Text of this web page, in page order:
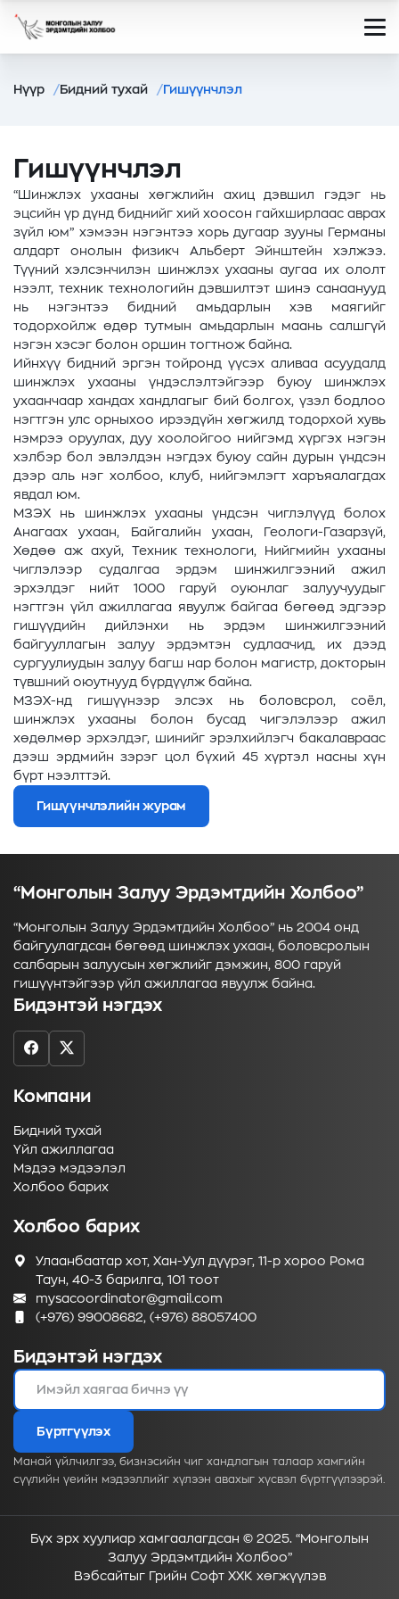
Нүүр Бидний тухай Гишүүнчлэл
Гишүүнчлэл
“Шинжлэх ухааны хөгжлийн ахиц дэвшил гэдэг нь
эцсийн үр дүнд биднийг хий хоосон гайхширлаас аврах
зүйл юм” хэмээн нэгэнтээ хорь дугаар зууны Германы
алдарт онолын физикч Альберт Эйнштейн хэлжээ.
Түүний хэлсэнчилэн шинжлэх ухааны аугаа их ололт
нээлт, техник технологийн дэвшилтэт шинэ санаанууд
нь нэгэнтээ бидний амьдарлын хэв маягийг
тодорхойлж өдөр тутмын амьдарлын маань салшгүй
нэгэн хэсэг болон оршин тогтнож байна.
Ийнхүү бидний эргэн тойронд үүсэх аливаа асуудалд
шинжлэх ухааны үндэслэлтэйгээр буюу шинжлэх
ухаанчаар хандах хандлагыг бий болгох, үзэл бодлоо
нэгтгэн улс орныхоо ирээдүйн хөгжилд тодорхой хувь
нэмрээ оруулах, дуу хоолойгоо нийгэмд хүргэх нэгэн
хэлбэр бол эвлэлдэн нэгдэх буюу сайн дурын үндсэн
дээр аль нэг холбоо, клуб, нийгэмлэгт харъяалагдах
явдал юм.
МЗЭХ нь шинжлэх ухааны үндсэн чиглэлүүд болох
Анагаах ухаан, Байгалийн ухаан, Геологи-Газарзүй,
Хөдөө аж ахуй, Техник технологи, Нийгмийн ухааны
чиглэлээр судалгаа эрдэм шинжилгээний ажил
эрхэлдэг нийт 1000 гаруй оуюнлаг залуучуудыг
нэгтгэн үйл ажиллагаа явуулж байгаа бөгөөд эдгээр
гишүүдийн дийлэнхи нь эрдэм шинжилгээний
байгууллагын залуу эрдэмтэн судлаачид, их дээд
сургуулиудын залуу багш нар болон магистр, докторын
түвшний оюутнууд бүрдүүлж байна.
МЗЭХ-нд гишүүнээр элсэх нь боловсрол, соёл,
шинжлэх ухааны болон бусад чигэлэлээр ажил
хөдөлмөр эрхэлдэг, шинийг эрэлхийлэгч бакалавраас
дээш эрдмийн зэрэг цол бүхий 45 хүртэл насны хүн
бүрт нээлттэй.
Гишүүнчлэлийн журам
“Монголын Залуу Эрдэмтдийн Холбоо”
“Монголын Залуу Эрдэмтдийн Холбоо” нь 2004 онд
байгуулагдсан бөгөөд шинжлэх ухаан, боловсролын
салбарын залуусын хөгжлийг дэмжин, 800 гаруй
гишүүнтэйгээр үйл ажиллагаа явуулж байна.
Бидэнтэй нэгдэх
Компани
Бидний тухай
Үйл ажиллагаа
Мэдээ мэдээлэл
Холбоо барих
Холбоо барих
Улаанбаатар хот, Хан-Уул дүүрэг, 11-р хороо Рома
Таун, 40-3 барилга, 101 тоот
mysacoordinator@gmail.com
(+976) 99008682, (+976) 88057400
Бидэнтэй нэгдэх
Бүртгүүлэх
Манай үйлчилгээ, бизнэсийн чиг хандлагын талаар хамгийн
сүүлийн үеийн мэдээллийг хүлээн авахыг хүсвэл бүртгүүлээрэй.
Бүх эрх хуулиар хамгаалагдсан © 2025. “Монголын
Залуу Эрдэмтдийн Холбоо”
Вэбсайтыг Грийн Софт ХХК хөгжүүлэв